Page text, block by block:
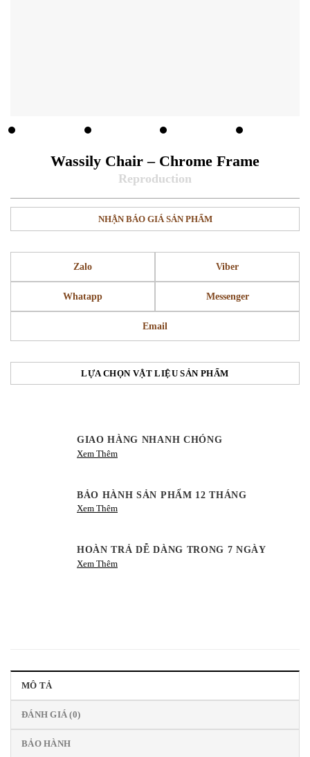
Wassily Chair – Chrome Frame
NHẬN BÁO GIÁ SẢN PHẨM
Zalo Viber
Whatapp Messenger
Email
LỰA CHỌN VẬT LIỆU SẢN PHẨM
GIAO HÀNG NHANH CHÓNG
Xem Thêm
BẢO HÀNH SẢN PHẨM 12 THÁNG
Xem Thêm
HOÀN TRẢ DỄ DÀNG TRONG 7 NGÀY
Xem Thêm
MÔ TẢ
ĐÁNH GIÁ (0)
BẢO HÀNH